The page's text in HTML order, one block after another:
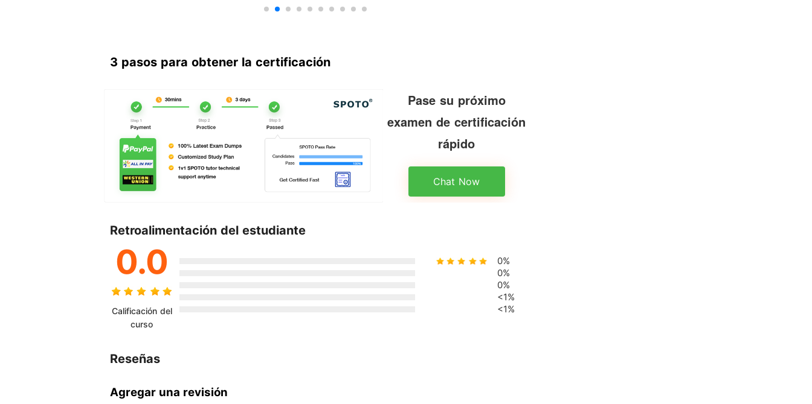
3 pasos para obtener la certificación
Pase su próximo
examen de certificación
rápido
Chat Now
Retroalimentación del estudiante
0.0
Calificación del
curso
0%
0%
0%
<1%
<1%
Reseñas
Agregar una revisión